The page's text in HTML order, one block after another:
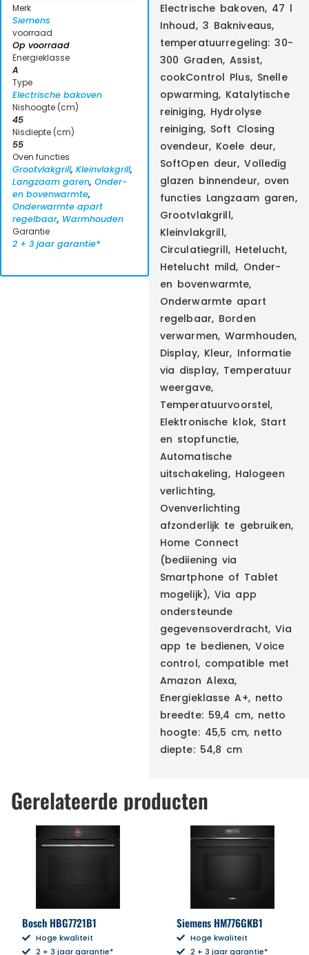
Merk
Siemens
voorraad
Op voorraad
Energieklasse
A
Type
Electrische bakoven
Nishoogte (cm)
45
Nisdiepte (cm)
55
Oven functies
Grootvlakgrill, Kleinvlakgrill,
Langzaam garen, Onder-
en bovenwarmte,
Onderwarmte apart
regelbaar, Warmhouden
Garantie
2 + 3 jaar garantie*
Electrische bakoven, 47 l
Inhoud, 3 Bakniveaus,
temperatuurregeling: 30-
300 Graden, Assist,
cookControl Plus, Snelle
opwarming, Katalytische
reiniging, Hydrolyse
reiniging, Soft Closing
ovendeur, Koele deur,
SoftOpen deur, Volledig
glazen binnendeur, oven
functies Langzaam garen,
Grootvlakgrill,
Kleinvlakgrill,
Circulatiegrill, Hetelucht,
Hetelucht mild, Onder-
en bovenwarmte,
Onderwarmte apart
regelbaar, Borden
verwarmen, Warmhouden,
Display, Kleur, Informatie
via display, Temperatuur
weergave,
Temperatuurvoorstel,
Elektronische klok, Start
en stopfunctie,
Automatische
uitschakeling, Halogeen
verlichting,
Ovenverlichting
afzonderlijk te gebruiken,
Home Connect
(bediiening via
Smartphone of Tablet
mogelijk), Via app
ondersteunde
gegevensoverdracht, Via
app te bedienen, Voice
control, compatible met
Amazon Alexa,
Energieklasse A+, netto
breedte: 59,4 cm, netto
hoogte: 45,5 cm, netto
diepte: 54,8 cm
Gerelateerde producten
Bosch HBG7721B1
Hoge kwaliteit
2 + 3 jaar garantie*
Siemens HM776GKB1
Hoge kwaliteit
2 + 3 jaar garantie*